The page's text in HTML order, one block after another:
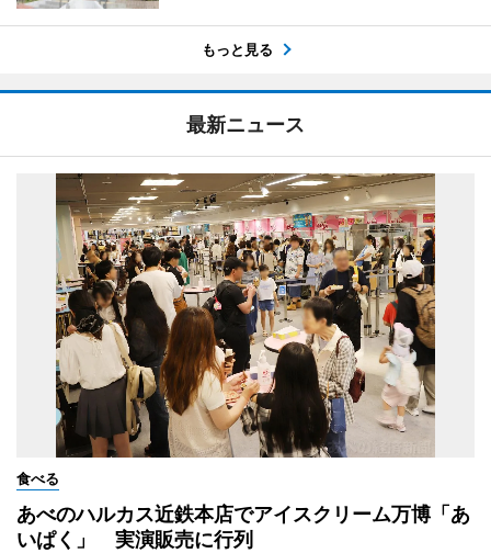
もっと見る
最新ニュース
食べる
あべのハルカス近鉄本店でアイスクリーム万博「あ
いぱく」 実演販売に行列